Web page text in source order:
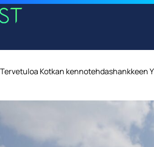
Tervetuloa Kotkan kennotehdashankkeen